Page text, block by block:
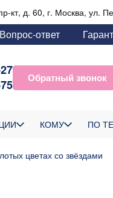
кт, д. 60, г. Москва, ул.
Вопрос-ответ
Обратный звонок
КОМУ ПО
цветах со звёздами